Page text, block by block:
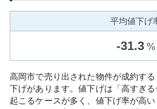
平均値下げ
-31.3 %
高岡市で売り出された物件が成約す
下げがあります。値下げは「高すぎ
起こるケースが多く、値下げ率が高